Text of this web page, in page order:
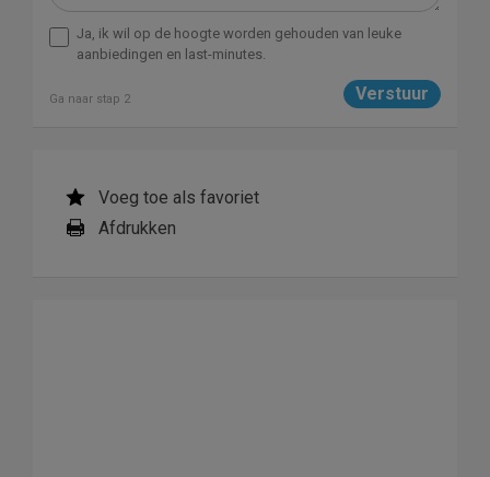
Ja, ik wil op de hoogte worden gehouden van leuke
aanbiedingen en last-minutes.
Ga naar stap 2
Voeg toe als favoriet
Afdrukken